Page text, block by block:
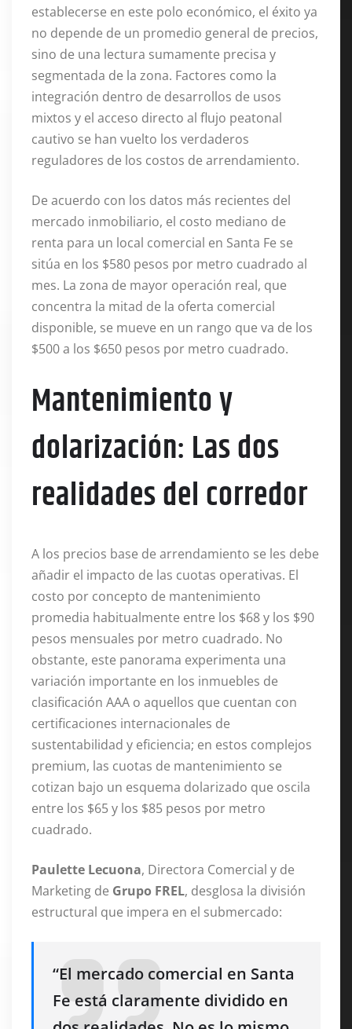
establecerse en este polo económico, el éxito ya
no depende de un promedio general de precios,
sino de una lectura sumamente precisa y
segmentada de la zona. Factores como la
integración dentro de desarrollos de usos
mixtos y el acceso directo al flujo peatonal
cautivo se han vuelto los verdaderos
reguladores de los costos de arrendamiento.
De acuerdo con los datos más recientes del
mercado inmobiliario, el costo mediano de
renta para un local comercial en Santa Fe se
sitúa en los $580 pesos por metro cuadrado al
mes. La zona de mayor operación real, que
concentra la mitad de la oferta comercial
disponible, se mueve en un rango que va de los
$500 a los $650 pesos por metro cuadrado.
Mantenimiento y
dolarización: Las dos
realidades del corredor
A los precios base de arrendamiento se les debe
añadir el impacto de las cuotas operativas. El
costo por concepto de mantenimiento
promedia habitualmente entre los $68 y los $90
pesos mensuales por metro cuadrado. No
obstante, este panorama experimenta una
variación importante en los inmuebles de
clasificación AAA o aquellos que cuentan con
certificaciones internacionales de
sustentabilidad y eficiencia; en estos complejos
premium, las cuotas de mantenimiento se
cotizan bajo un esquema dolarizado que oscila
entre los $65 y los $85 pesos por metro
cuadrado.
Paulette Lecuona, Directora Comercial y de
Marketing de Grupo FREL, desglosa la división
estructural que impera en el submercado:
“El mercado comercial en Santa
Fe está claramente dividido en